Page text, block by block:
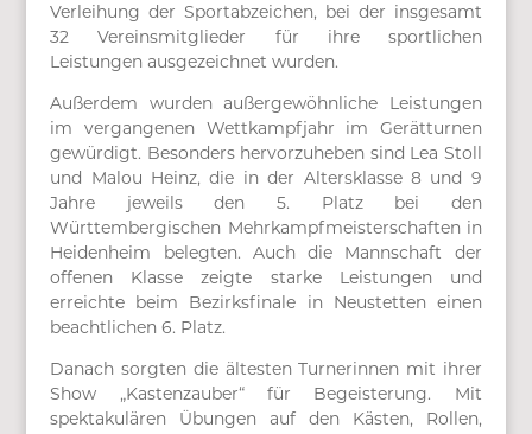
Verleihung der Sportabzeichen, bei der insgesamt
32 Vereinsmitglieder für ihre sportlichen
Leistungen ausgezeichnet wurden.
Außerdem wurden außergewöhnliche Leistungen
im vergangenen Wettkampfjahr im Gerätturnen
gewürdigt. Besonders hervorzuheben sind Lea Stoll
und Malou Heinz, die in der Altersklasse 8 und 9
Jahre jeweils den 5. Platz bei den
Württembergischen Mehrkampfmeisterschaften in
Heidenheim belegten. Auch die Mannschaft der
offenen Klasse zeigte starke Leistungen und
erreichte beim Bezirksfinale in Neustetten einen
beachtlichen 6. Platz.
Danach sorgten die ältesten Turnerinnen mit ihrer
Show „Kastenzauber“ für Begeisterung. Mit
spektakulären Übungen auf den Kästen, Rollen,